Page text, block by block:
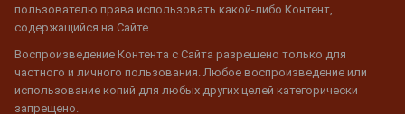
пользователю права использовать какой-либо Контент,
содержащийся на Сайте.
Воспроизведение Контента с Сайта разрешено только для
частного и личного пользования. Любое воспроизведение или
использование копий для любых других целей категорически
запрещено.